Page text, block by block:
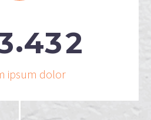
.432
ipsum dolor